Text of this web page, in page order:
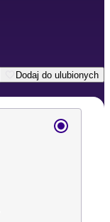
Dodaj do ulubionych